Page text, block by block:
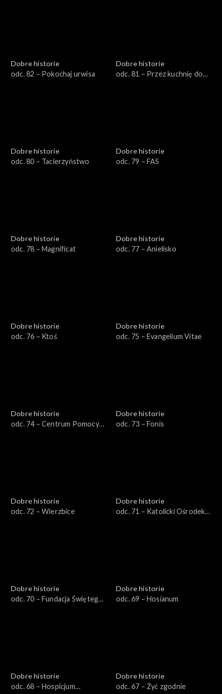
Dobre historie
odc. 82 – Pokochaj urwisa
Dobre historie
odc. 81 – Przez kuchnię do
Dobre historie
odc. 80 – Tacierzyństwo
Dobre historie
odc. 79 – FAS
Dobre historie
odc. 78 – Magnificat
Dobre historie
odc. 77 – Anielisko
Dobre historie
odc. 76 – Ktoś
Dobre historie
odc. 75 – Evangelium Vitae
Dobre historie
odc. 74 – Centrum Pomocy
Dobre historie
odc. 73 – Fonis
Dobre historie
odc. 72 – Wierzbice
Dobre historie
odc. 71 – Katolicki Ośrodek
Dobre historie
odc. 70 – Fundacja Świętego
Dobre historie
odc. 69 – Hosianum
Dobre historie
odc. 68 – Hospicjum
Dobre historie
odc. 67 – Żyć zgodnie